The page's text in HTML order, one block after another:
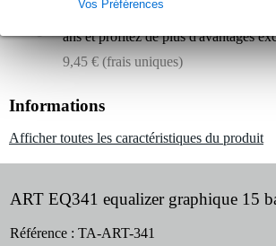
Vos Préférences
Optez maintenant pour une
ans et profitez de plus d'avantages
9,45 € (frais uniques)
Informations
Afficher toutes les caractéristiques du produit
ART EQ341 equalizer graphique 15
Référence : TA-ART-341